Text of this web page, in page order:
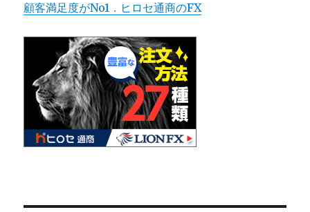
顧客満足度がNo1．ヒロセ通商のFX